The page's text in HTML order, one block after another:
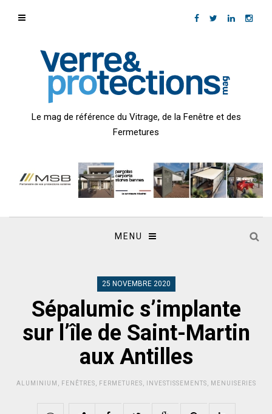
Le mag de référence du Vitrage, de la Fenêtre et des
Fermetures
MENU
25 NOVEMBRE 2020
Sépalumic s’implante
sur l’île de Saint-Martin
aux Antilles
ALUMINIUM FENÊTRES FERMETURES INVESTISSEMENTS MENUISERIES